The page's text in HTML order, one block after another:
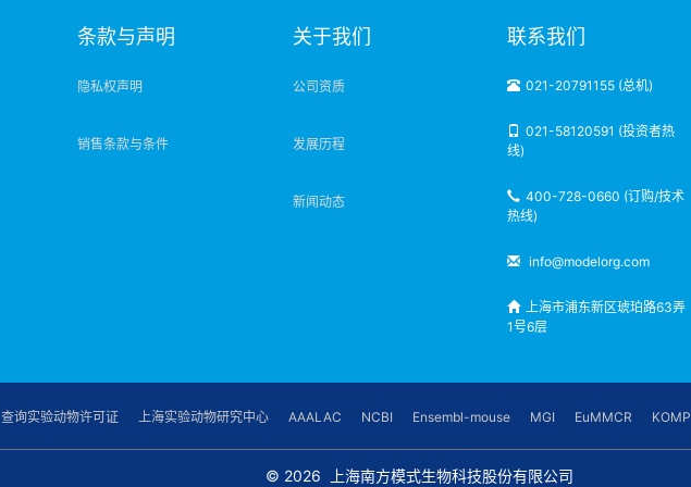
条款与声明
隐私权声明
销售条款与条件
关于我们
公司资质
发展历程
新闻动态
联系我们
021-20791155 (总机)
021-58120591 (投资者热
线)
400-728-0660 (订购/技术
热线)
info@modelorg.com
上海市浦东新区琥珀路63弄
1号6层
查询实验动物许可证 上海实验动物研究中心 AAALAC NCBI Ensembl-mouse MGI EuMMCR KOMP
© 2026 上海南方模式生物科技股份有限公司